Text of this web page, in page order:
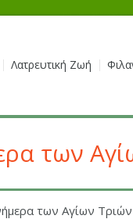
Λατρευτική Ζωή
των
των Αγίων